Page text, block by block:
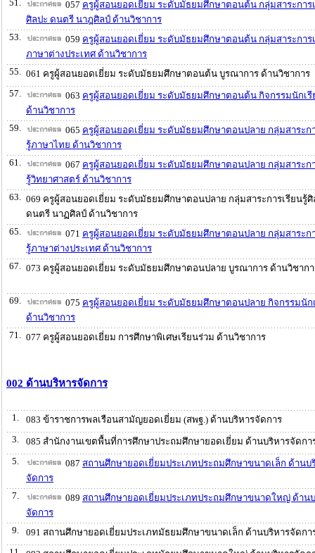
51.
057 ครูผู้สอนยอดเยี่ยม ระดับมัธยมศึกษาตอนต้น กลุ่มสาระการ
ศิลปะ ดนตรี นาฎศิลป์ ด้านวิชาการ
53.
059 ครูผู้สอนยอดเยี่ยม ระดับมัธยมศึกษาตอนต้น กลุ่มสาระการ
ภาษาต่างประเทศ ด้านวิชาการ
55.
061 ครูผู้สอนยอดเยี่ยม ระดับมัธยมศึกษาตอนต้น บูรณาการ ด้านวิชาการ
57.
063 ครูผู้สอนยอดเยี่ยม ระดับมัธยมศึกษาตอนต้น กิจกรรมนักเรี
ด้านวิชาการ
59.
065 ครูผู้สอนยอดเยี่ยม ระดับมัธยมศึกษาตอนปลาย กลุ่มสาระก
รู้ภาษาไทย ด้านวิชาการ
61.
067 ครูผู้สอนยอดเยี่ยม ระดับมัธยมศึกษาตอนปลาย กลุ่มสาระก
รู้วิทยาศาสตร์ ด้านวิชาการ
63.
069 ครูผู้สอนยอดเยี่ยม ระดับมัธยมศึกษาตอนปลาย กลุ่มสาระการเรียนรู้ศิ
ดนตรี นาฏศิลป์ ด้านวิชาการ
65.
071 ครูผู้สอนยอดเยี่ยม ระดับมัธยมศึกษาตอนปลาย กลุ่มสาระก
รู้ภาษาต่างประเทศ ด้านวิชาการ
67.
073 ครูผู้สอนยอดเยี่ยม ระดับมัธยมศึกษาตอนปลาย บูรณาการ ด้านวิชาก
69. 075 ครูผู้สอนยอดเยี่ยม ระดับมัธยมศึกษาตอนปลาย กิจกรรมนัก
ด้านวิชาการ
71.
077 ครูผู้สอนยอดเยี่ยม การศึกษาพิเศษเรียนร่วม ด้านวิชาการ
002 ด้านบริหารจัดการ
1.
083 ข้าราชการพลเรือนสามัญยอดเยี่ยม (สพฐ.) ด้านบริหารจัดการ
3.
085 สำนักงานเขตพื้นที่การศึกษาประถมศึกษายอดเยี่ยม ด้านบริหารจัดกา
5.
087 สถานศึกษายอดเยี่ยมประเภทประถมศึกษาขนาดเล็ก ด้านบ
จัดการ
7.
089 สถานศึกษายอดเยี่ยมประเภทประถมศึกษาขนาดใหญ่ ด้าน
จัดการ
9.
091 สถานศึกษายอดเยี่ยมประเภทมัธยมศึกษาขนาดเล็ก ด้านบริหารจัดกา